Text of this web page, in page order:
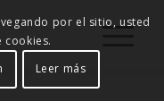
por el sitio, usted
cookies.
Leer más